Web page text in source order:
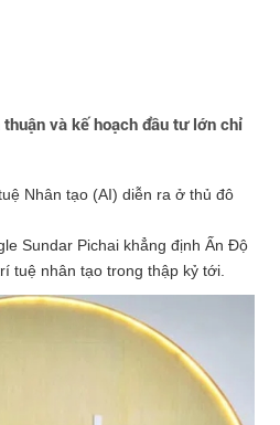
và kế hoạch đầu tư lớn chỉ
Nhân tạo (AI) diễn ra ở thủ đô
Sundar Pichai khẳng định Ấn Độ
tuệ nhân tạo trong thập kỷ tới.